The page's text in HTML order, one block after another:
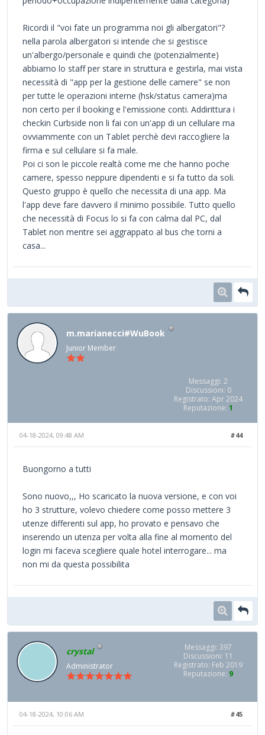
Ricordi il "voi fate un programma noi gli albergatori"?
nella parola albergatori si intende che si gestisce
un'albergo/personale e quindi che (potenzialmente)
abbiamo lo staff per stare in struttura e gestirla, mai vista
necessità di "app per la gestione delle camere" se non
per tutte le operazioni interne (hsk/status camera)ma
non certo per il booking e l'emissione conti. Addirittura i
checkin Curbside non li fai con un'app di un cellulare ma
ovviammente con un Tablet perchè devi raccogliere la
firma e sul cellulare si fa male.
Poi ci son le piccole realtà come me che hanno poche
camere, spesso neppure dipendenti e si fa tutto da soli.
Questo gruppo è quello che necessita di una app. Ma
l'app deve fare davvero il minimo possibile. Tutto quello
che necessità di Focus lo si fa con calma dal PC, dal
Tablet non mentre sei aggrappato al bus che torni a
casa...
m.marianecci#WuBook
Junior Member
Messaggi: 2
Discussioni: 0
Registrato: Apr 2024
Reputazione: 1
#44
04-18-2024, 09:48 AM
Buongorno a tutti
Sono nuovo,,, Ho scaricato la nuova versione, e con voi
ho 3 strutture, volevo chiedere come posso mettere 3
utenze differenti sul app, ho provato e pensavo che
inserendo un utenza per volta alla fine al momento del
login mi faceva scegliere quale hotel interrogare... ma
non mi da questa possibilita
crystal
Administrator
Messaggi: 397
Discussioni: 11
Registrato: Feb 2019
Reputazione: 9
#45
04-18-2024, 10:06 AM